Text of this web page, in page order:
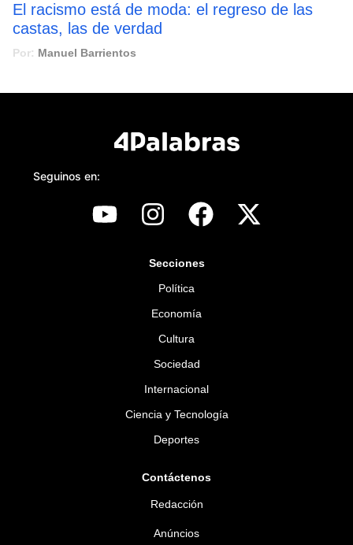
El racismo está de moda: el regreso de las
castas, las de verdad
Por: Manuel Barrientos
Seguinos en:
Secciones
Política
Economía
Cultura
Sociedad
Internacional
Ciencia y Tecnología
Deportes
Contáctenos
Redacción
Anúncios